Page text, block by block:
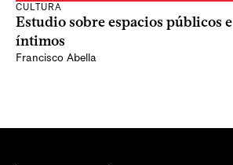
CULTURA
Estudio sobre espacios públicos e
íntimos
Francisco Abella